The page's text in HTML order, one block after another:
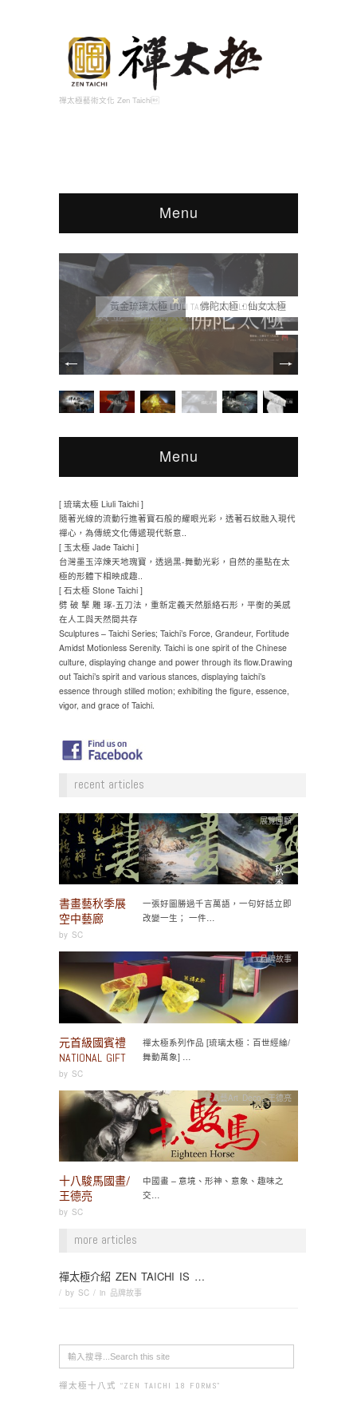
禪太極藝術文化 Zen Taichi
Menu
佛陀太極．仙女太極
Menu
[ 琉璃太極 Liuli Taichi ]
隨著光線的流動行進著寶石般的耀眼光彩，透著石紋融入現代
禪心，為傳統文化傳遞現代新意..
[ 玉太極 Jade Taichi ]
台灣墨玉淬煉天地瑰寶，透過黑-舞動光彩，自然的墨點在太
極的形體下相映成趣..
[ 石太極 Stone Taichi ]
劈 破 擊 雕 琢-五刀法，重新定義天然脈絡石形，平衡的美感
在人工與天然間共存
Sculptures – Taichi Series; Taichi’s Force, Grandeur, Fortitude
Amidst Motionless Serenity. Taichi is one spirit of the Chinese
culture, displaying change and power through its flow.Drawing
out Taichi’s spirit and various stances, displaying taichi’s
essence through stilled motion; exhibiting the figure, essence,
vigor, and grace of Taichi.
recent articles
書畫藝秋季展
空中藝廊
by SC
展覽回顧
一張好圖勝過千言萬語，一句好話立即
改變一生； 一件…
元首級國賓禮
NATIONAL GIFT
by SC
品牌故事
禪太極系列作品 [琉璃太極：百世經綸/
舞動萬象] …
十八駿馬國畫/
王德亮
by SC
十八藝Art Deco,王德亮
中國畫 – 意境、形神、意象、趣味之
交…
more articles
禪太極介紹 ZEN TAICHI IS …
/ by SC / in 品牌故事
禪太極十八式 “ZEN TAICHI 18 FORMS"